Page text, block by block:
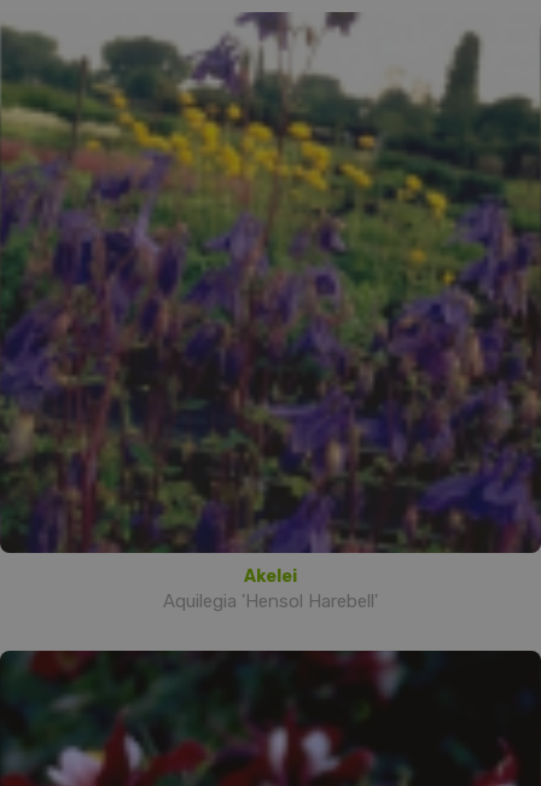
Akelei
Aquilegia 'Hensol Harebell'